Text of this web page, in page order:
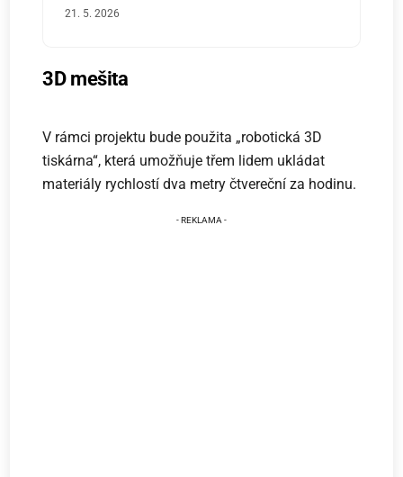
21. 5. 2026
3D mešita
V rámci projektu bude použita „robotická 3D
tiskárna“, která umožňuje třem lidem ukládat
materiály rychlostí dva metry čtvereční za hodinu.